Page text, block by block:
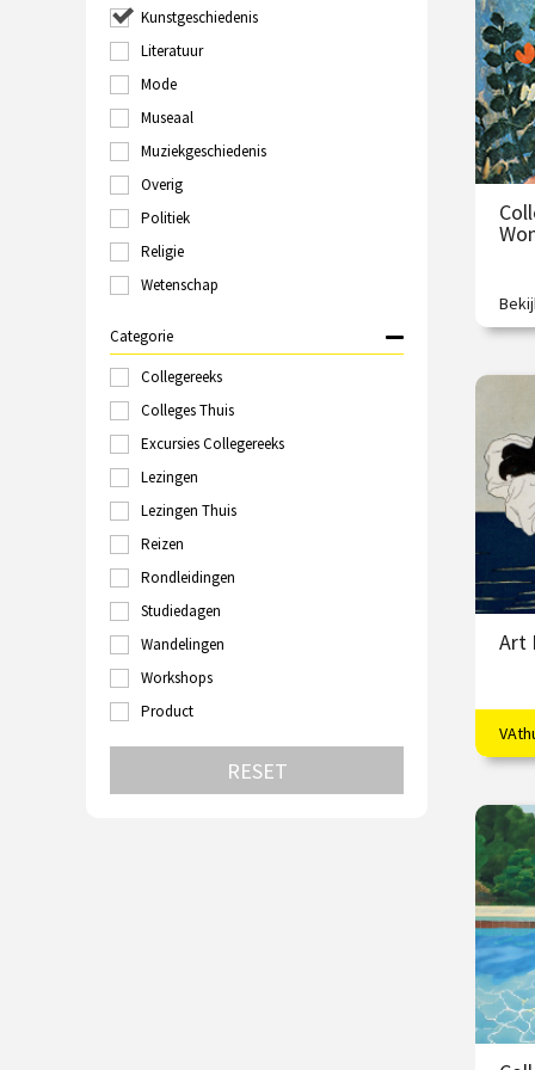
Groningen
Haarlem
Kampen
Kopenhagen
Leeuwarden
Leiden
Londen
Online
Polen
Rotterdam
Schiedam
Sittard
Tallinn
Turkije
Utrecht
Wenen
Zutphen
Kunstgeschiedenis
Literatuur
Mode
Museaal
Muziekgeschiedenis
Overig
Politiek
Religie
Wetenschap
Categorie
Collegereeks
Colleges Thuis
Excursies Collegereeks
Lezingen
Lezingen Thuis
Reizen
Rondleidingen
Studiedagen
Wandelingen
Workshops
Product
RESET
/
/
Art